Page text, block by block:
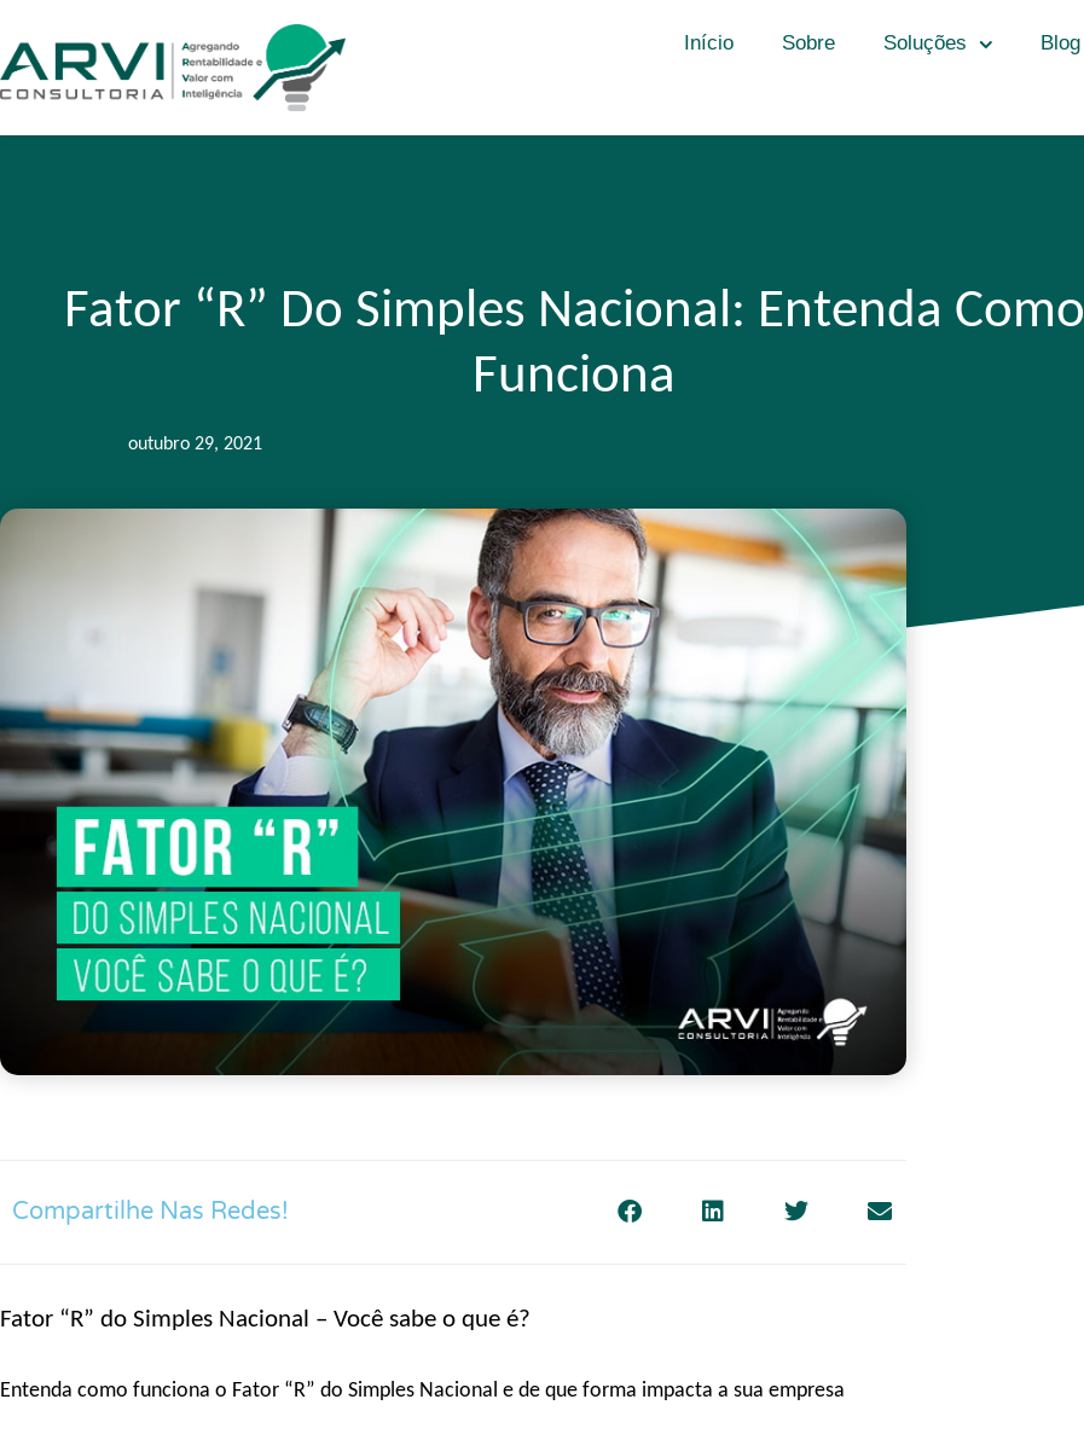
Início Sobre Soluções Blog
Fator “R” Do Simples Nacional: Entenda Como
Funciona
outubro 29, 2021
Compartilhe Nas Redes!
Fator “R” do Simples Nacional – Você sabe o que é?
Entenda como funciona o Fator “R” do Simples Nacional e de que forma impacta a sua empresa